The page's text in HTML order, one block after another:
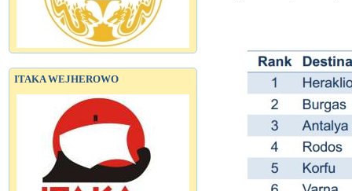
ITAKA WEJHEROWO